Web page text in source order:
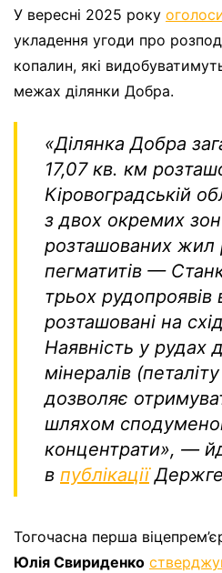
У вересні 2025 року
укладення угоди про
копалин, які
межах ділянки Добра.
«Ділянка Добра
17,07 кв. км
Кіровоградській
з двох окремих
розташованих жил
пегматитів —
трьох
розташовані на
Наявність у рудах
мінералів
дозволяє
шляхом
концентрати», —
в публікації
Тогочасна перша
Юлія Свириденко